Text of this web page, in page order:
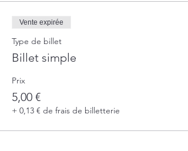
C'est le moment d'attirer du public à votre
évènement, n'hésitez pas à écrire un texte
original et percutant ! Encouragez vos
visiteurs à s'inscrire, à confirmer leur
présence ou à acheter un billet
Vente expirée
Type de billet
Billet simple
Prix
5,00 €
+ 0,13 € de frais de billetterie